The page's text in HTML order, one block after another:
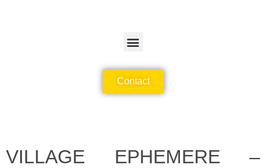
Contact
VILLAGE EPHEMERE –